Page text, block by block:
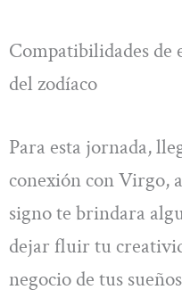
Compatibilidades de
del zodíaco
Para esta jornada,
conexión con Virgo,
signo te brindara
dejar fluir tu
negocio de tus